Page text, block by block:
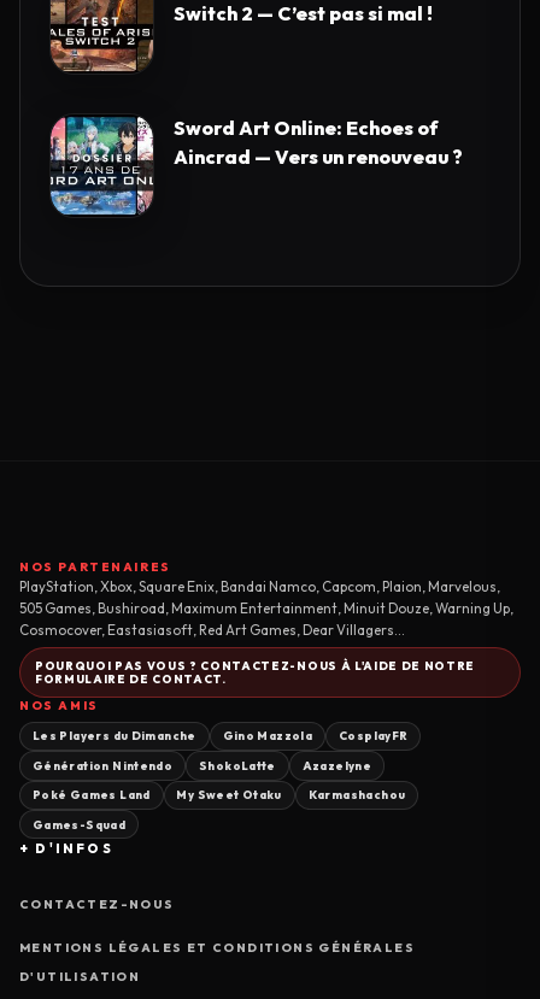
Switch 2 — C’est pas si mal !
Sword Art Online: Echoes of
Aincrad — Vers un renouveau ?
NOS PARTENAIRES
PlayStation, Xbox, Square Enix, Bandai Namco, Capcom, Plaion, Marvelous,
505 Games, Bushiroad, Maximum Entertainment, Minuit Douze, Warning Up,
Cosmocover, Eastasiasoft, Red Art Games, Dear Villagers...
POURQUOI PAS VOUS ? CONTACTEZ-NOUS À L'AIDE DE NOTRE
FORMULAIRE DE CONTACT.
NOS AMIS
Les Players du Dimanche Gino Mazzola CosplayFR
Génération Nintendo ShokoLatte Azazelyne
Poké Games Land My Sweet Otaku Karmashachou
Games-Squad
+ D'INFOS
CONTACTEZ-NOUS
MENTIONS LÉGALES ET CONDITIONS GÉNÉRALES
D'UTILISATION